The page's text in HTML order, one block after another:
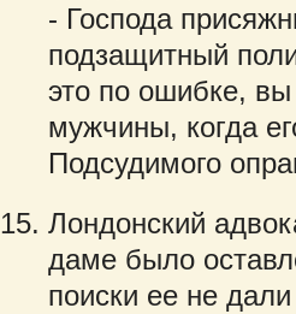
- Господа
подзащитный
это по ошибке,
мужчины, когда
Подсудимого
Лондонский
даме было
поиски ее не